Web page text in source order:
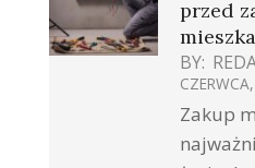
przed
BY:
Zakup